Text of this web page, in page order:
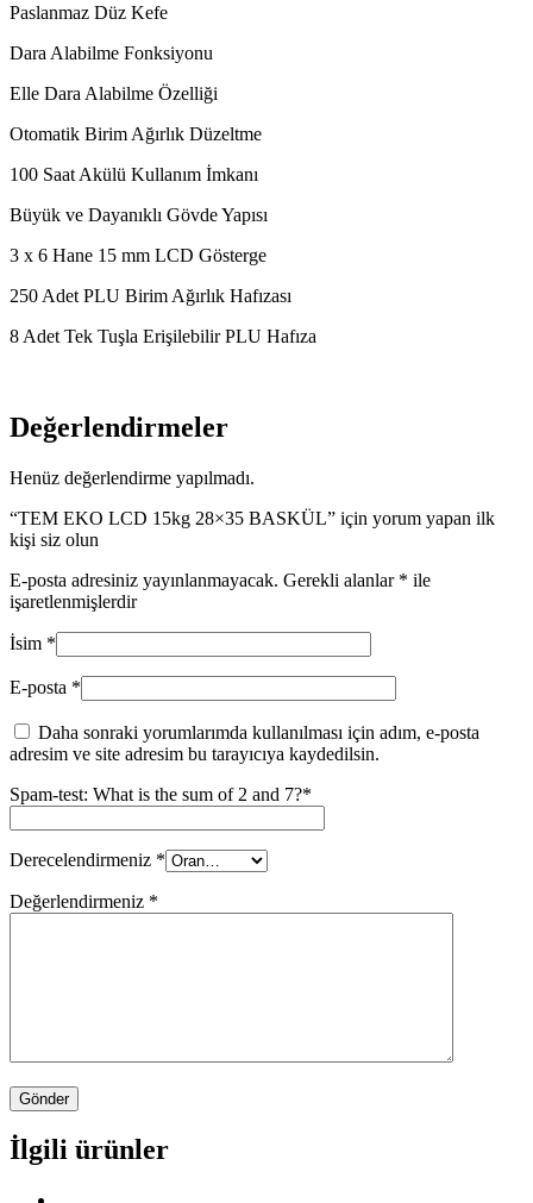
Paslanmaz Düz Kefe
Dara Alabilme Fonksiyonu
Elle Dara Alabilme Özelliği
Otomatik Birim Ağırlık Düzeltme
100 Saat Akülü Kullanım İmkanı
Büyük ve Dayanıklı Gövde Yapısı
3 x 6 Hane 15 mm LCD Gösterge
250 Adet PLU Birim Ağırlık Hafızası
8 Adet Tek Tuşla Erişilebilir PLU Hafıza
Değerlendirmeler
Henüz değerlendirme yapılmadı.
“TEM EKO LCD 15kg 28×35 BASKÜL” için yorum yapan ilk
kişi siz olun
E-posta adresiniz yayınlanmayacak. Gerekli alanlar * ile
işaretlenmişlerdir
İsim *
E-posta *
Daha sonraki yorumlarımda kullanılması için adım, e-posta
adresim ve site adresim bu tarayıcıya kaydedilsin.
Spam-test: What is the sum of 2 and 7?*
Derecelendirmeniz *
Değerlendirmeniz *
İlgili ürünler